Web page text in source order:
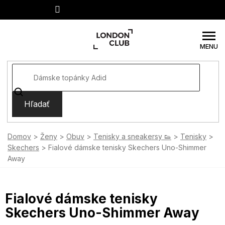
Hľadať
Domov Ženy Obuv Tenisky a sneakersy 👟
Tenisky
Skechers
Fialové dámske tenisky Skechers Uno-Shimmer
Away
Fialové dámske tenisky
Skechers Uno-Shimmer Away